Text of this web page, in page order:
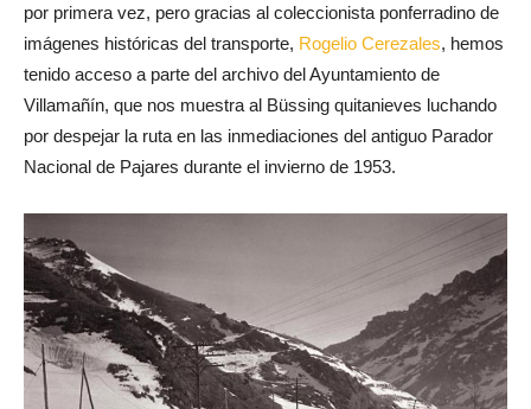
por primera vez, pero gracias al coleccionista ponferradino de
imágenes históricas del transporte, Rogelio Cerezales, hemos
tenido acceso a parte del archivo del Ayuntamiento de
Villamañín, que nos muestra al Büssing quitanieves luchando
por despejar la ruta en las inmediaciones del antiguo Parador
Nacional de Pajares durante el invierno de 1953.